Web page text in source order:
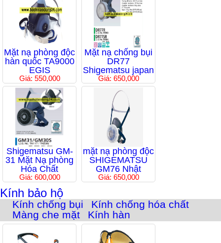
Mặt nạ phòng độc
hàn quốc TA9000
EGIS
Giá: 550,000
Mặt nạ chống bụi
DR77
Shigematsu japan
Giá: 650,000
Shigematsu GM-
31 Mặt Nạ phòng
Hóa Chất
Giá: 600,000
mặt nạ phòng độc
SHIGEMATSU
GM76 Nhật
Giá: 650,000
Kính bảo hộ
Kính chống bụi
Kính chống hóa chất
Màng che mặt
Kính hàn